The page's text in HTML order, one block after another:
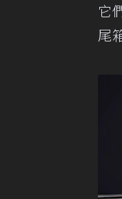
它
尾